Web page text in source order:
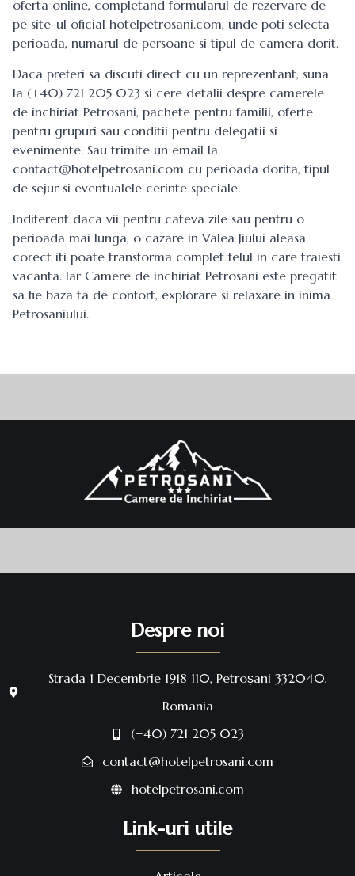
oferta online, completand formularul de rezervare de
pe site-ul oficial hotelpetrosani.com, unde poti selecta
perioada, numarul de persoane si tipul de camera dorit.
Daca preferi sa discuti direct cu un reprezentant, suna
la (+40) 721 205 023 si cere detalii despre camerele
de inchiriat Petrosani, pachete pentru familii, oferte
pentru grupuri sau conditii pentru delegatii si
evenimente. Sau trimite un email la
contact@hotelpetrosani.com cu perioada dorita, tipul
de sejur si eventualele cerinte speciale.
Indiferent daca vii pentru cateva zile sau pentru o
perioada mai lunga, o cazare in Valea Jiului aleasa
corect iti poate transforma complet felul in care traiesti
vacanta. Iar Camere de inchiriat Petrosani este pregatit
sa fie baza ta de confort, explorare si relaxare in inima
Petrosaniului.
Despre noi
Strada 1 Decembrie 1918 110, Petroșani 332040,
Romania
(+40) 721 205 023
contact@hotelpetrosani.com
hotelpetrosani.com
Link-uri utile